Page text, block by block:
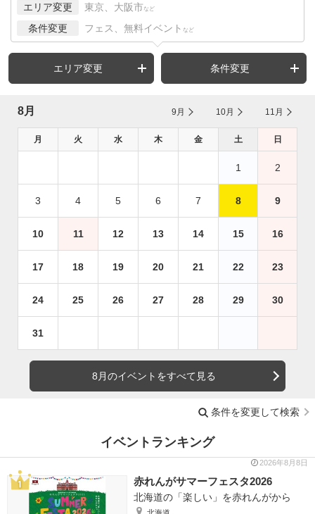
エリア変更 東京、大阪市 など
条件変更 フェス、無料イベント など
エリア変更 条件変更
8月 9月 10月 11月
月 火 水 木 金 土 日
1 2
3 4 5 6 7 8 9
10 11 12 13 14 15 16
17 18 19 20 21 22 23
24 25 26 27 28 29 30
31
8月のイベントをすべて見る
条件を変更して検索
イベントランキング
2026年8月8日
赤れんがサマーフェスタ2026
北海道の「楽しい」を赤れんがから